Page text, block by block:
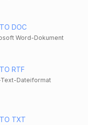
DOC
Word-Dokument
RTF
Text-Dateiformat
TXT